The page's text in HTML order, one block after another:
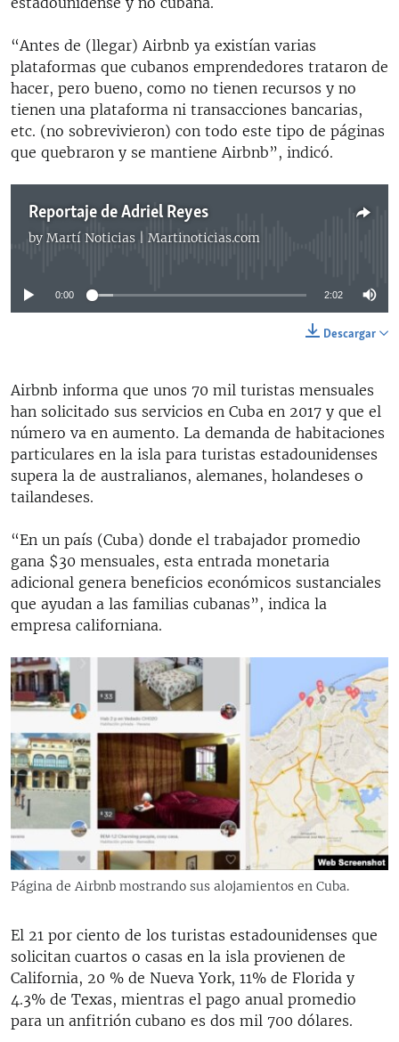
“Antes de (llegar) Airbnb ya existían varias
plataformas que cubanos emprendedores trataron de
hacer, pero bueno, como no tienen recursos y no
tienen una plataforma ni transacciones bancarias,
etc. (no sobrevivieron) con todo este tipo de páginas
que quebraron y se mantiene Airbnb”, indicó.
Reportaje de Adriel Reyes
by Martí Noticias | Martinoticias.com
No media source currently available
0:00 2:02
Descargar
Airbnb informa que unos 70 mil turistas mensuales
han solicitado sus servicios en Cuba en 2017 y que el
número va en aumento. La demanda de habitaciones
particulares en la isla para turistas estadounidenses
supera la de australianos, alemanes, holandeses o
tailandeses.
“En un país (Cuba) donde el trabajador promedio
gana $30 mensuales, esta entrada monetaria
adicional genera beneficios económicos sustanciales
que ayudan a las familias cubanas”, indica la
empresa californiana.
Página de Airbnb mostrando sus alojamientos en Cuba.
El 21 por ciento de los turistas estadounidenses que
solicitan cuartos o casas en la isla provienen de
California, 20 % de Nueva York, 11% de Florida y
4.3% de Texas, mientras el pago anual promedio
para un anfitrión cubano es dos mil 700 dólares.